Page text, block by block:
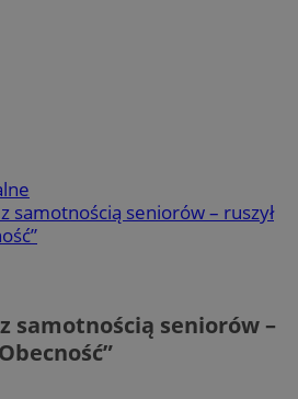
samotnością seniorów – ruszył
samotnością seniorów –